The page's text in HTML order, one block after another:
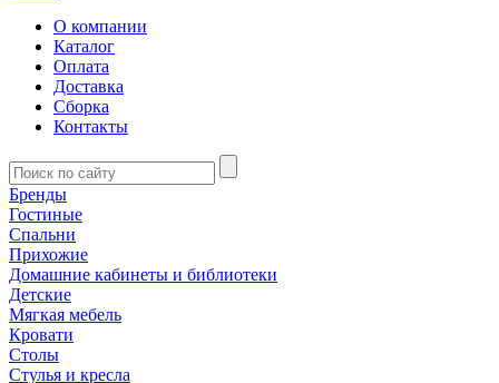
О компании
Каталог
Оплата
Доставка
Сборка
Контакты
Бренды
Гостиные
Спальни
Прихожие
Домашние кабинеты и библиотеки
Детские
Мягкая мебель
Кровати
Столы
Стулья и кресла